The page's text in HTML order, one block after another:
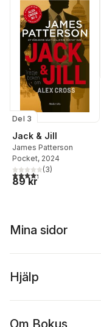
Del 3
Jack & Jill
James Patterson
Pocket, 2024
4,3utav 5 stjärnor. Totalt
(3)
89 kr
Mina sidor
Hjälp